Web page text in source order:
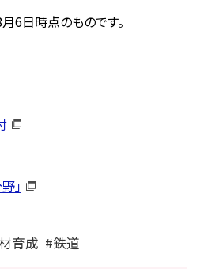
6日時点のものです。
」
育成
鉄道